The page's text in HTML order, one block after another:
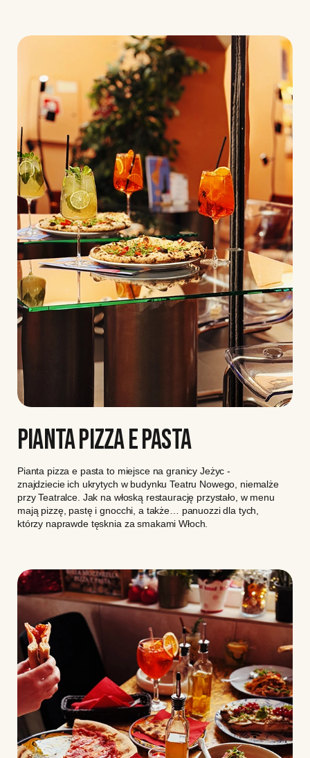
PIANTA PIZZA E PASTA
Pianta pizza e pasta to miejsce na granicy Jeżyc -
znajdziecie ich ukrytych w budynku Teatru Nowego, niemalże
przy Teatralce. Jak na włoską restaurację przystało, w menu
mają pizzę, pastę i gnocchi, a także… panuozzi dla tych,
którzy naprawde tęsknia za smakami Włoch.